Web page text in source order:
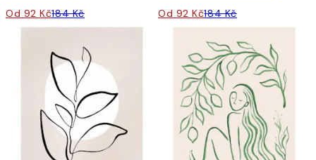
Od 92 Kč184 Kč Od 92 Kč184 Kč